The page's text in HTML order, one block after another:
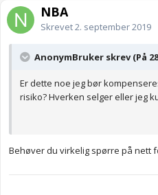
NBA
Skrevet2. september 2019
AnonymBruker skrev (På
Er dette noe jeg bør
risiko? Hverken selger eller jeg
Behøver du virkelig spørre på nett